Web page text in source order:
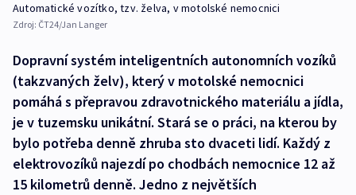
Automatické vozítko, tzv. želva, v motolské nemocnici
Zdroj: ČT24/Jan Langer
Dopravní systém inteligentních autonomních vozíků
(takzvaných želv), který v motolské nemocnici
pomáhá s přepravou zdravotnického materiálu a jídla,
je v tuzemsku unikátní. Stará se o práci, na kterou by
bylo potřeba denně zhruba sto dvaceti lidí. Každý z
elektrovozíků najezdí po chodbách nemocnice 12 až
15 kilometrů denně. Jedno z největších